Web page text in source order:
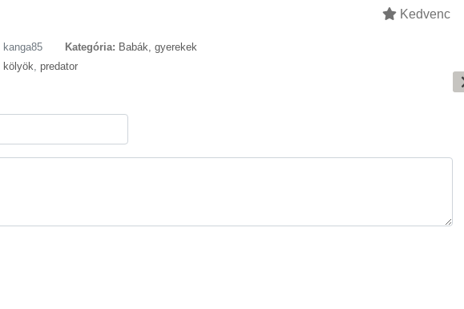
Kedvenc
kanga85 Kategória: Babák, gyerekek
kölyök, predator